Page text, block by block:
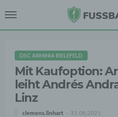
DSC ARMINIA BIELEFELD
Mit Kaufoption:
leiht Andrés
Linz
clemens.linhart 31.08.2021